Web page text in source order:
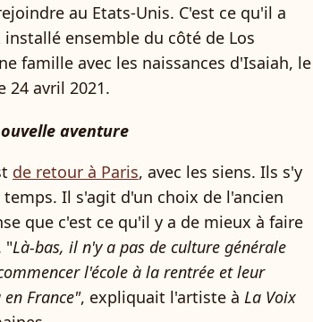
au Etats-Unis. C'est ce qu'il a
ensemble du côté de Los
famille avec les naissances d'Isaiah, le
24 avril 2021.
aventure
de retour à Paris, avec les siens. Ils s'y
Il s'agit d'un choix de l'ancien
que c'est ce qu'il y a de mieux à faire
"Là-bas, il n'y a pas de culture générale
l'école à la rentrée et leur
France", expliquait l'artiste à La Voix